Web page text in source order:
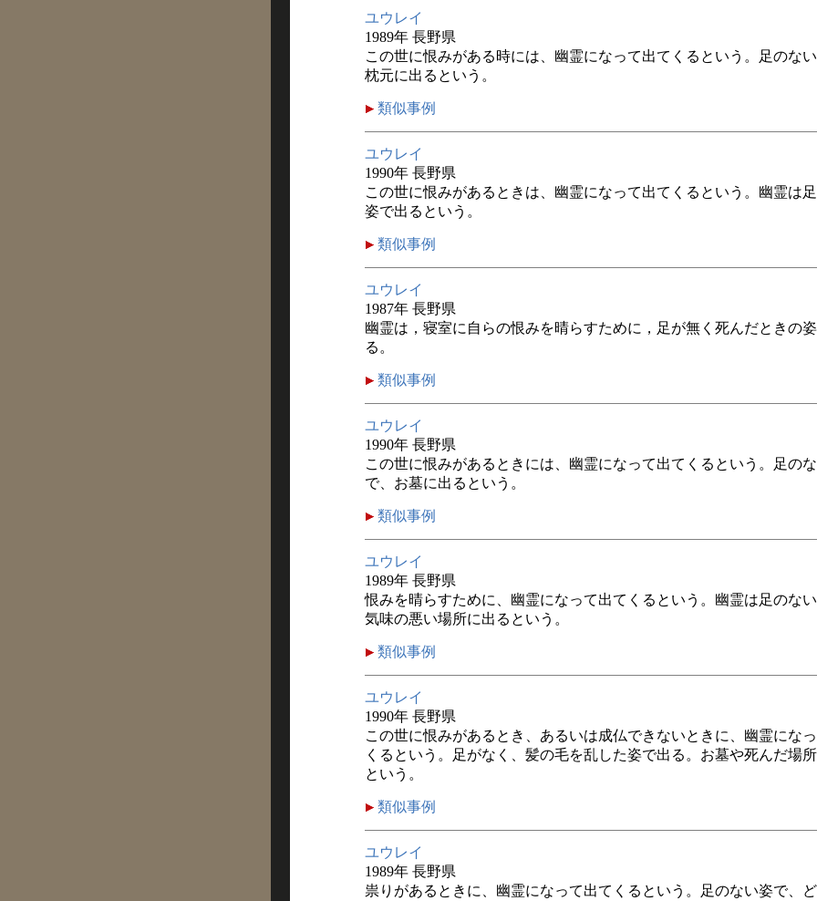
ユウレイ
1989年 長野県
この世に恨みがある時には、幽霊になって出てくるという。足のない
枕元に出るという。
類似事例
ユウレイ
1990年 長野県
この世に恨みがあるときは、幽霊になって出てくるという。幽霊は
姿で出るという。
類似事例
ユウレイ
1987年 長野県
幽霊は，寝室に自らの恨みを晴らすために，足が無く死んだときの
る。
類似事例
ユウレイ
1990年 長野県
この世に恨みがあるときには、幽霊になって出てくるという。足の
で、お墓に出るという。
類似事例
ユウレイ
1989年 長野県
恨みを晴らすために、幽霊になって出てくるという。幽霊は足のない
気味の悪い場所に出るという。
類似事例
ユウレイ
1990年 長野県
この世に恨みがあるとき、あるいは成仏できないときに、幽霊にな
くるという。足がなく、髪の毛を乱した姿で出る。お墓や死んだ場
という。
類似事例
ユウレイ
1989年 長野県
祟りがあるときに、幽霊になって出てくるという。足のない姿で、